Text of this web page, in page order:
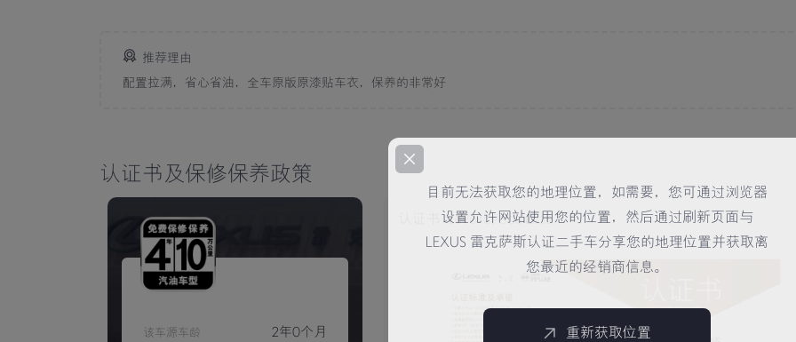
目前无法获取您的地理位置，如需要，您可通过浏览器
设置允许网站使用您的位置，然后通过刷新页面与
LEXUS 雷克萨斯认证二手车分享您的地理位置并获取离
您最近的经销商信息。
重新获取位置
推荐理由
配置拉满，省心省油，全车原版原漆贴车衣，保养的非常好
认证书及保修保养政策
该车源车龄 2年0个月
·L0V04CPO0040132